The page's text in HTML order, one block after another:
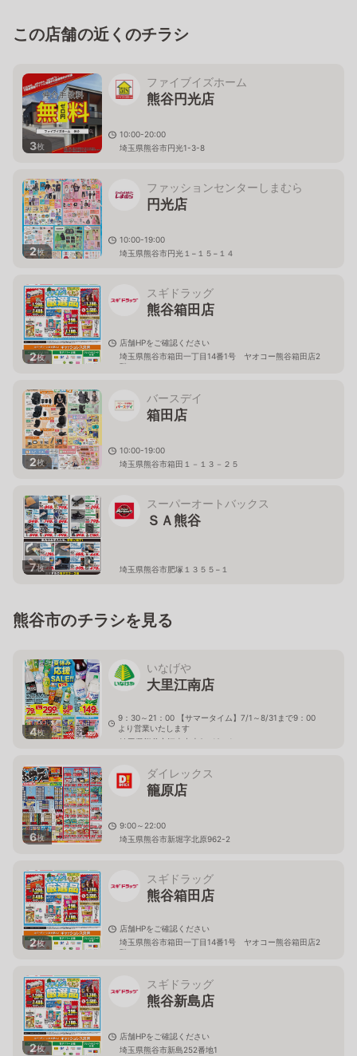
この店舗の近くのチラシ
3枚
ファイブイズホーム
熊谷円光店
10:00-20:00
埼玉県熊谷市円光1-3-8
2枚
ファッションセンターしまむら
円光店
10:00-19:00
埼玉県熊谷市円光１−１５−１４
2枚
スギドラッグ
熊谷箱田店
店舗HPをご確認ください
埼玉県熊谷市箱田一丁目14番1号 ヤオコー熊谷箱田店2
階
2枚
バースデイ
箱田店
10:00-19:00
埼玉県熊谷市箱田１－１３－２５
7枚
スーパーオートバックス
ＳＡ熊谷
埼玉県熊谷市肥塚１３５５−１
熊谷市のチラシを見る
4枚
いなげや
大里江南店
9：30～21：00 【サマータイム】7/1～8/31まで9：00
より営業いたします
埼玉県熊谷市江南中央2－19－1
6枚
ダイレックス
籠原店
9:00～22:00
埼玉県熊谷市新堀字北原962-2
2枚
スギドラッグ
熊谷箱田店
店舗HPをご確認ください
埼玉県熊谷市箱田一丁目14番1号 ヤオコー熊谷箱田店2
階
2枚
スギドラッグ
熊谷新島店
店舗HPをご確認ください
埼玉県熊谷市新島252番地1